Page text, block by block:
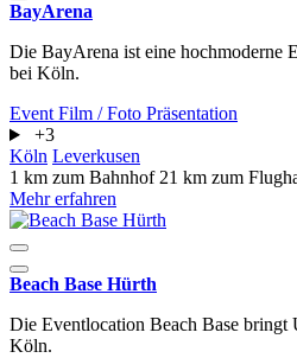
BayArena
Die BayArena ist eine hochmoderne
bei Köln.
Event Film / Foto Präsentation
+3
Köln Leverkusen
1 km zum Bahnhof 21 km zum
Mehr erfahren
Beach Base Hürth
Die Eventlocation Beach Base bringt
Köln.